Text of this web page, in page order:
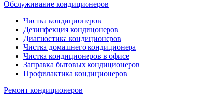
Обслуживание кондиционеров
Чистка кондиционеров
Дезинфекция кондицонеров
Диагностика кондиционеров
Чистка домашнего кондиционера
Чистка кондиционеров в офисе
Заправка бытовых кондиционеров
Профилактика кондиционеров
Ремонт кондиционеров